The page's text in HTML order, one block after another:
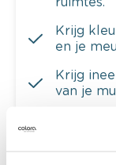
Krijg
en je
Krijg
van je